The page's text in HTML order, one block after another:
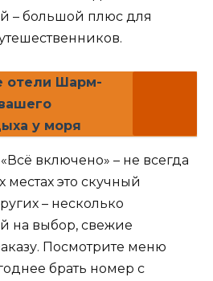
– большой плюс для
отели Шарм-
у моря
включено» – не всегда
это скучный
– несколько
на выбор, свежие
Посмотрите меню
брать номер с